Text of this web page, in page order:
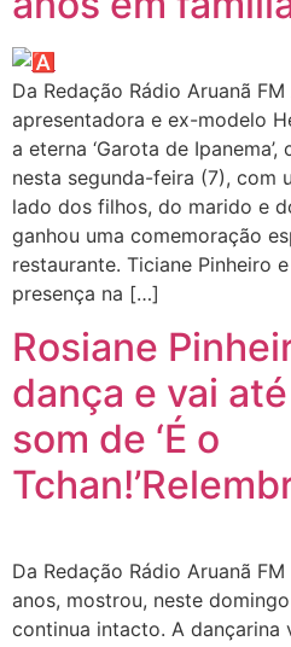
Da Redação Rádio Aruanã
apresentadora e ex-modelo
a eterna ‘Garota de
nesta segunda-feira (7), com
lado dos filhos, do marido e
ganhou uma comemoração
restaurante. Ticiane Pinheiro
presença na […]
Rosiane
dança e vai
som de ‘É o
Da Redação Rádio Aruanã
anos, mostrou, neste
continua intacto. A dançarina